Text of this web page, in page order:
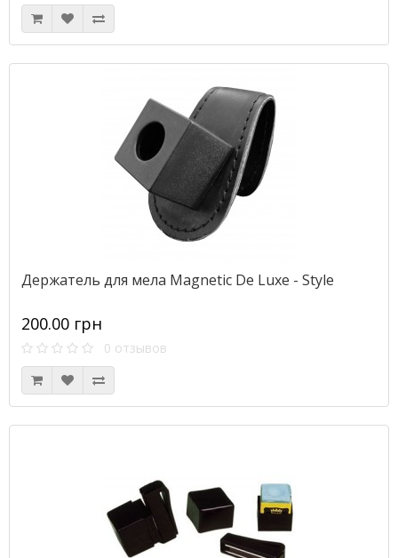
Держатель для мела Magnetic De Luxe - Style
200.00 грн
0 отзывов